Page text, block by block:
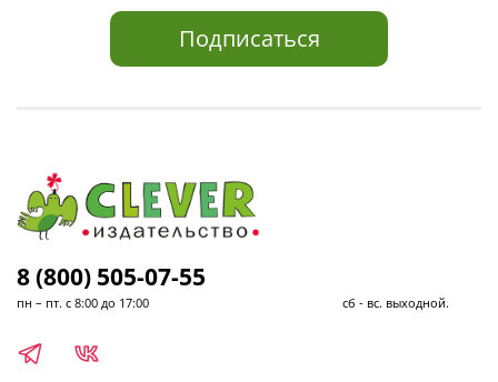
Подписаться
8 (800) 505-07-55
пн – пт. с 8:00 до 17:00 сб - вс. выходной.